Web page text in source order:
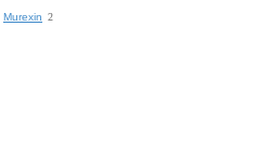
Murexin